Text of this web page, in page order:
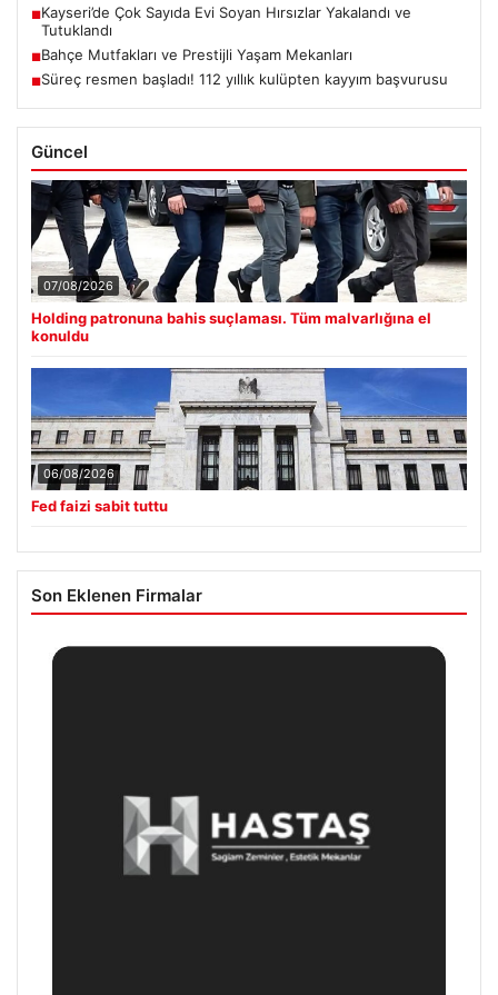
■Kayseri’de Çok Sayıda Evi Soyan Hırsızlar Yakalandı ve
Tutuklandı
■Bahçe Mutfakları ve Prestijli Yaşam Mekanları
■Süreç resmen başladı! 112 yıllık kulüpten kayyım başvurusu
Güncel
07/08/2026
Holding patronuna bahis suçlaması. Tüm malvarlığına el
konuldu
06/08/2026
Fed faizi sabit tuttu
Son Eklenen Firmalar